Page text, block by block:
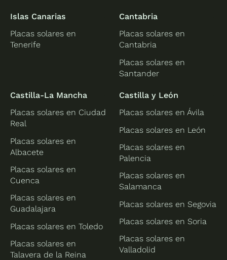
Islas Canarias
Placas solares en
Tenerife
Cantabria
Placas solares en
Cantabria
Placas solares en
Santander
Castilla-La Mancha
Placas solares en Ciudad
Real
Placas solares en
Albacete
Placas solares en
Cuenca
Placas solares en
Guadalajara
Placas solares en Toledo
Placas solares en
Talavera de la Reina
Castilla y León
Placas solares en Ávila
Placas solares en León
Placas solares en
Palencia
Placas solares en
Salamanca
Placas solares en Segovia
Placas solares en Soria
Placas solares en
Valladolid